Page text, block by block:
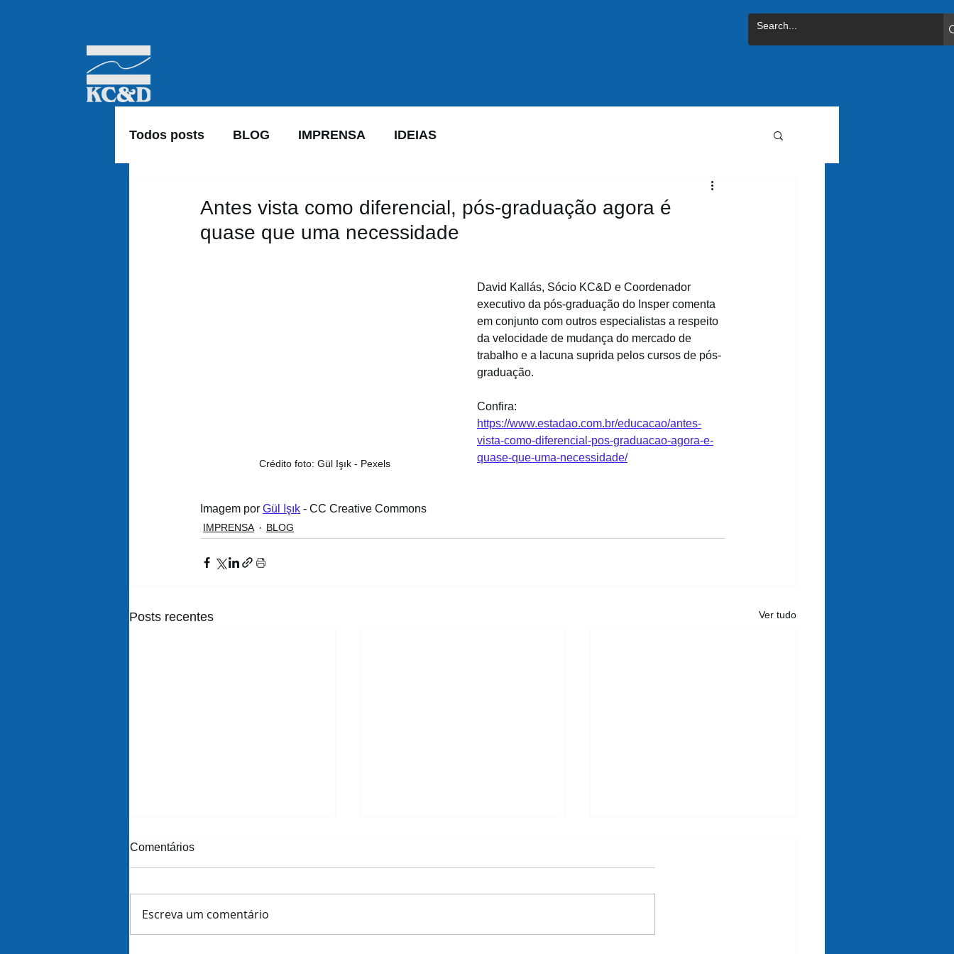
Todos posts BLOG IMPRENSA IDEIAS
Antes vista como diferencial, pós-graduação agora é
quase que uma necessidade
Crédito foto: Gül Işık - Pexels
David Kallás, Sócio KC&D e Coordenador
executivo da pós-graduação do Insper comenta
em conjunto com outros especialistas a respeito
da velocidade de mudança do mercado de
trabalho e a lacuna suprida pelos cursos de pós-
graduação.
Confira:
https://www.estadao.com.br/educacao/antes-
vista-como-diferencial-pos-graduacao-agora-e-
quase-que-uma-necessidade/
Imagem por Gül Işık - CC Creative Commons
IMPRENSA BLOG
Posts recentes Ver tudo
Comentários
Escreva um comentário